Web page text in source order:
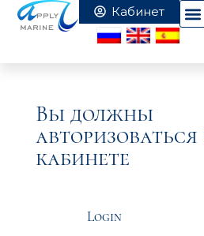
Вы должны
кабинете
Login